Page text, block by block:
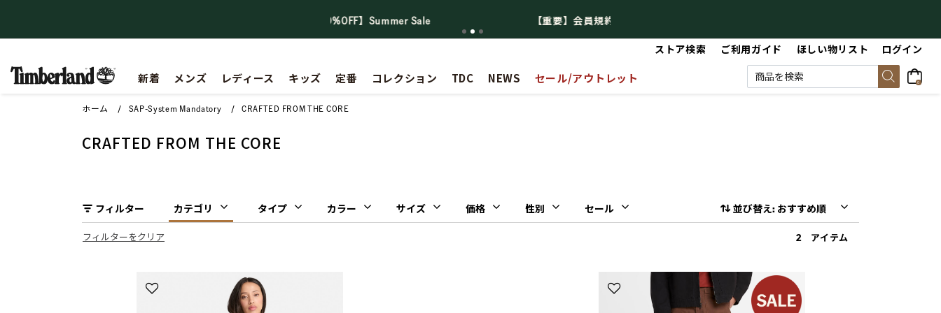
【重要】会員規約の一部改定に関するお知らせ
ストア検索 ご利用ガイド ほしい物リスト ログイン
0
新着 メンズ レディース キッズ 定番 コレクション TDC NEWS セール/アウトレット
ホーム SAP-System Mandatory CRAFTED FROM THE CORE
CRAFTED FROM THE CORE
2 アイテム
並び替え: おすすめ順
フィルター カテゴリ タイプ カラー サイズ 価格 性別 セール
フィルターをクリア